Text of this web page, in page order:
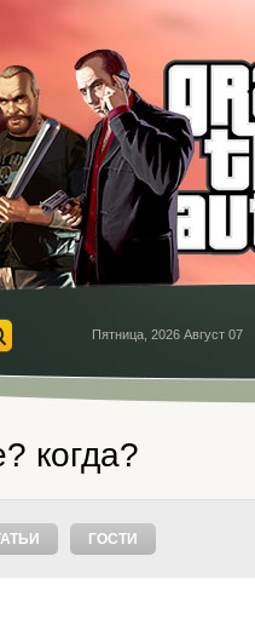
Пятница, 2026 Август 07
когда?
ГОСТИ